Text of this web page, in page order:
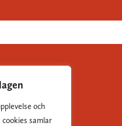
och
samlar